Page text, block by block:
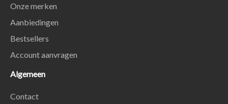
Onze merken
Aanbiedingen
Bestsellers
Account aanvragen
Algemeen
Contact